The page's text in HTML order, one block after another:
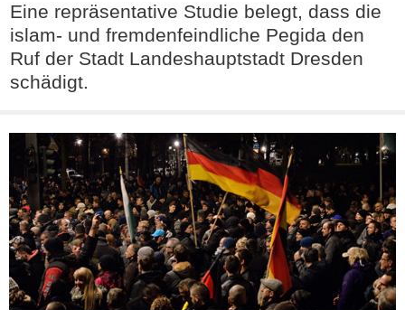
DEBATTE
Eine repräsentative Studie belegt, dass die
islam- und fremdenfeindliche Pegida den
Ruf der Stadt Landeshauptstadt Dresden
schädigt.